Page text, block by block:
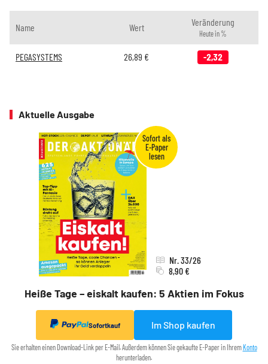
Name Wert Veränderung
Heute in %
PEGASYSTEMS 26,89 € -2,32
Aktuelle Ausgabe
Heiße Tage – eiskalt kaufen: 5 Aktien im Fokus
Nr. 33/26
8,90 €
Sofortkauf Im Shop kaufen
Sie erhalten einen Download-Link per E-Mail. Außerdem können Sie gekaufte E-Paper in Ihrem Konto
herunterladen.